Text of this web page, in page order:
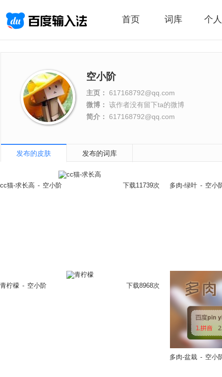
首页 词库 个
空小阶
主页： 617168792@qq.com
微博： 该作者没有留下ta的微博
简介： 617168792@qq.com
发布的皮肤 发布的词库
cc猫-求长高 - 空小阶 下载11739次 多肉-绿叶 - 空小
青柠檬 - 空小阶 下载8968次
多肉-盆栽 - 空小